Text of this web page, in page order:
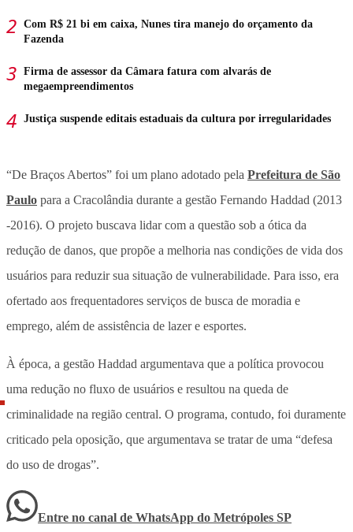
Com R$ 21 bi em caixa, Nunes tira manejo do orçamento da
Fazenda
Firma de assessor da Câmara fatura com alvarás de
megaempreendimentos
Justiça suspende editais estaduais da cultura por irregularidades
“De Braços Abertos” foi um plano adotado pela Prefeitura de São
Paulo para a Cracolândia durante a gestão Fernando Haddad (2013
-2016). O projeto buscava lidar com a questão sob a ótica da
redução de danos, que propõe a melhoria nas condições de vida dos
usuários para reduzir sua situação de vulnerabilidade. Para isso, era
ofertado aos frequentadores serviços de busca de moradia e
emprego, além de assistência de lazer e esportes.
À época, a gestão Haddad argumentava que a política provocou
uma redução no fluxo de usuários e resultou na queda de
criminalidade na região central. O programa, contudo, foi duramente
criticado pela oposição, que argumentava se tratar de uma “defesa
do uso de drogas”.
Entre no canal de WhatsApp do Metrópoles SP